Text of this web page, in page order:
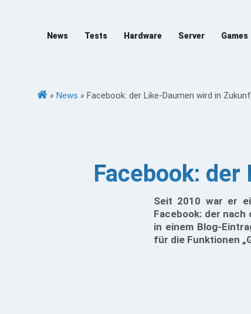
News Tests Hardware Server Games
» News » Facebook: der Like-Daumen wird in
Facebook:
Seit 2010 war er
Facebook: der nach
in einem Blog-
für die Funktionen